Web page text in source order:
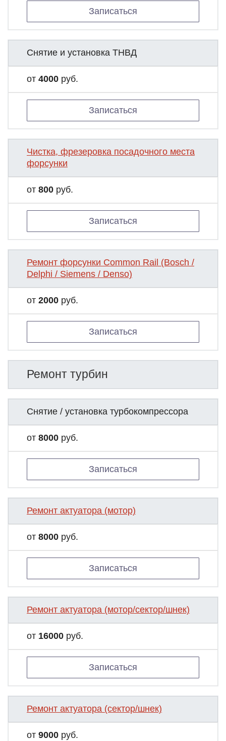
Записаться
Снятие и установка ТНВД
от 4000 руб.
Записаться
Чистка, фрезеровка посадочного места
форсунки
от 800 руб.
Записаться
Ремонт форсунки Common Rail (Bosch /
Delphi / Siemens / Denso)
от 2000 руб.
Записаться
Ремонт турбин
Снятие / установка турбокомпрессора
от 8000 руб.
Записаться
Ремонт актуатора (мотор)
от 8000 руб.
Записаться
Ремонт актуатора (мотор/сектор/шнек)
от 16000 руб.
Записаться
Ремонт актуатора (сектор/шнек)
от 9000 руб.